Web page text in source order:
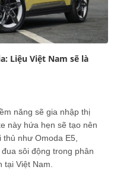
Liệu Việt Nam sẽ là
năng sẽ gia nhập thị
này hứa hẹn sẽ tạo nên
như Omoda E5,
sôi động trong phân
tại Việt Nam.